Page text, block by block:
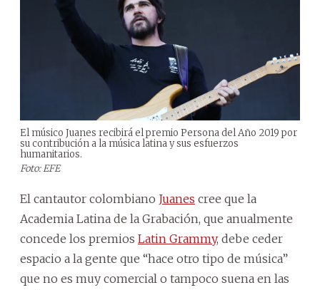
El músico Juanes recibirá el premio Persona del Año 2019 por
su contribución a la música latina y sus esfuerzos
humanitarios.
Foto: EFE
El cantautor colombiano Juanes cree que la
Academia Latina de la Grabación, que anualmente
concede los premios Latin Grammy, debe ceder
espacio a la gente que “hace otro tipo de música”
que no es muy comercial o tampoco suena en las